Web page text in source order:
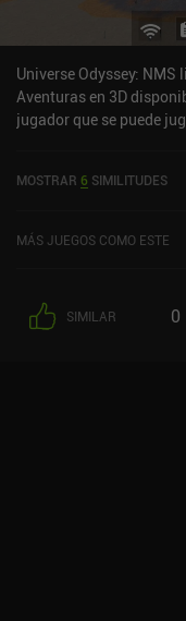
Universe Odyssey:
Aventuras en 3D
jugador que se puede
MOSTRAR 6 SIMILITUDES
MÁS JUEGOS COMO ESTE
SIMILAR 0